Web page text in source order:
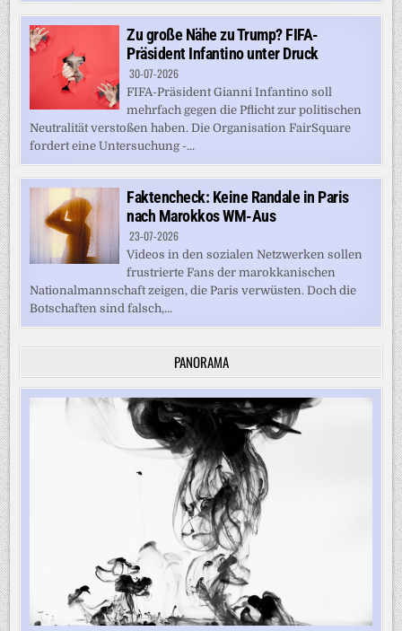
Zu große Nähe zu Trump? FIFA-
Präsident Infantino unter Druck
30-07-2026
FIFA-Präsident Gianni Infantino soll
mehrfach gegen die Pflicht zur politischen
Neutralität verstoßen haben. Die Organisation FairSquare
fordert eine Untersuchung -...
Faktencheck: Keine Randale in Paris
nach Marokkos WM-Aus
23-07-2026
Videos in den sozialen Netzwerken sollen
frustrierte Fans der marokkanischen
Nationalmannschaft zeigen, die Paris verwüsten. Doch die
Botschaften sind falsch,...
PANORAMA